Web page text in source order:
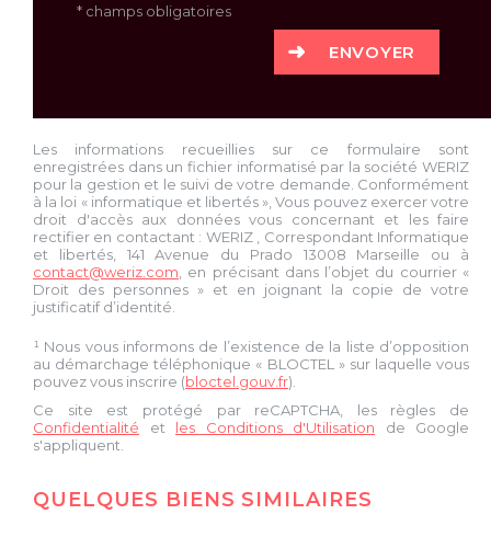
* champs obligatoires
ENVOYER
Les informations recueillies sur ce formulaire sont
enregistrées dans un fichier informatisé par la société WERIZ
pour la gestion et le suivi de votre demande. Conformément
à la loi « informatique et libertés », Vous pouvez exercer votre
droit d'accès aux données vous concernant et les faire
rectifier en contactant : WERIZ
, Correspondant Informatique
et libertés, 141 Avenue du Prado 13008 Marseille ou à
contact@weriz.com , en précisant dans l’objet du courrier «
Droit des personnes » et en joignant la copie de votre
justificatif d’identité.
¹ Nous vous informons de l’existence de la liste d’opposition
au démarchage téléphonique « BLOCTEL » sur laquelle vous
pouvez vous inscrire (bloctel.gouv.fr).
Ce site est protégé par reCAPTCHA, les règles de
Confidentialité et les Conditions d'Utilisation de Google
s'appliquent.
QUELQUES BIENS SIMILAIRES